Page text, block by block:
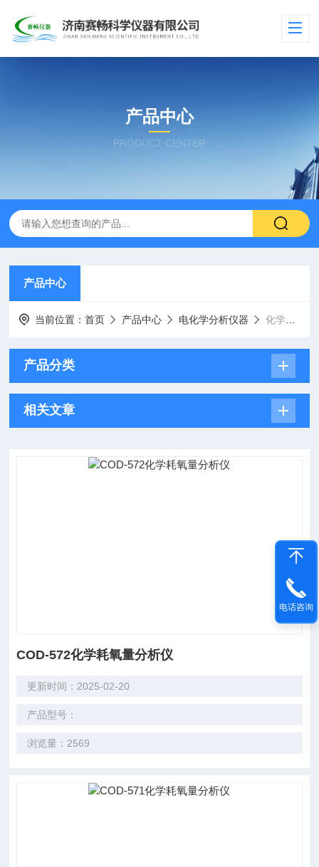
产品中心
PRODUCT CENTER
产品中心
当前位置：首页 产品中心 电化学分析仪器 化学耗氧量测定仪COD系列
产品分类
相关文章
COD-572化学耗氧量分析仪
更新时间：2025-02-20
产品型号：
浏览量：2569
电话咨询